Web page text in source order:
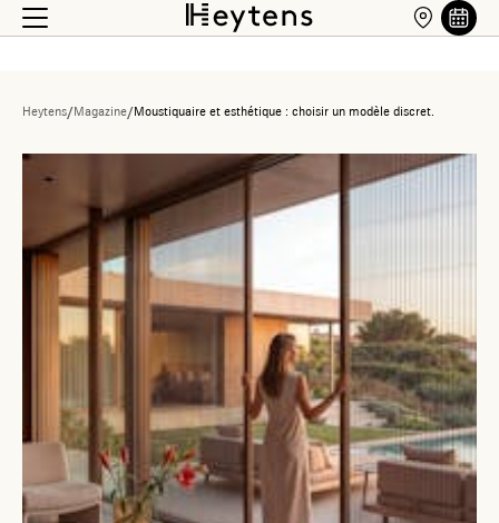
Heytens/Magazine/Moustiquaire et esthétique : choisir un modèle discret.